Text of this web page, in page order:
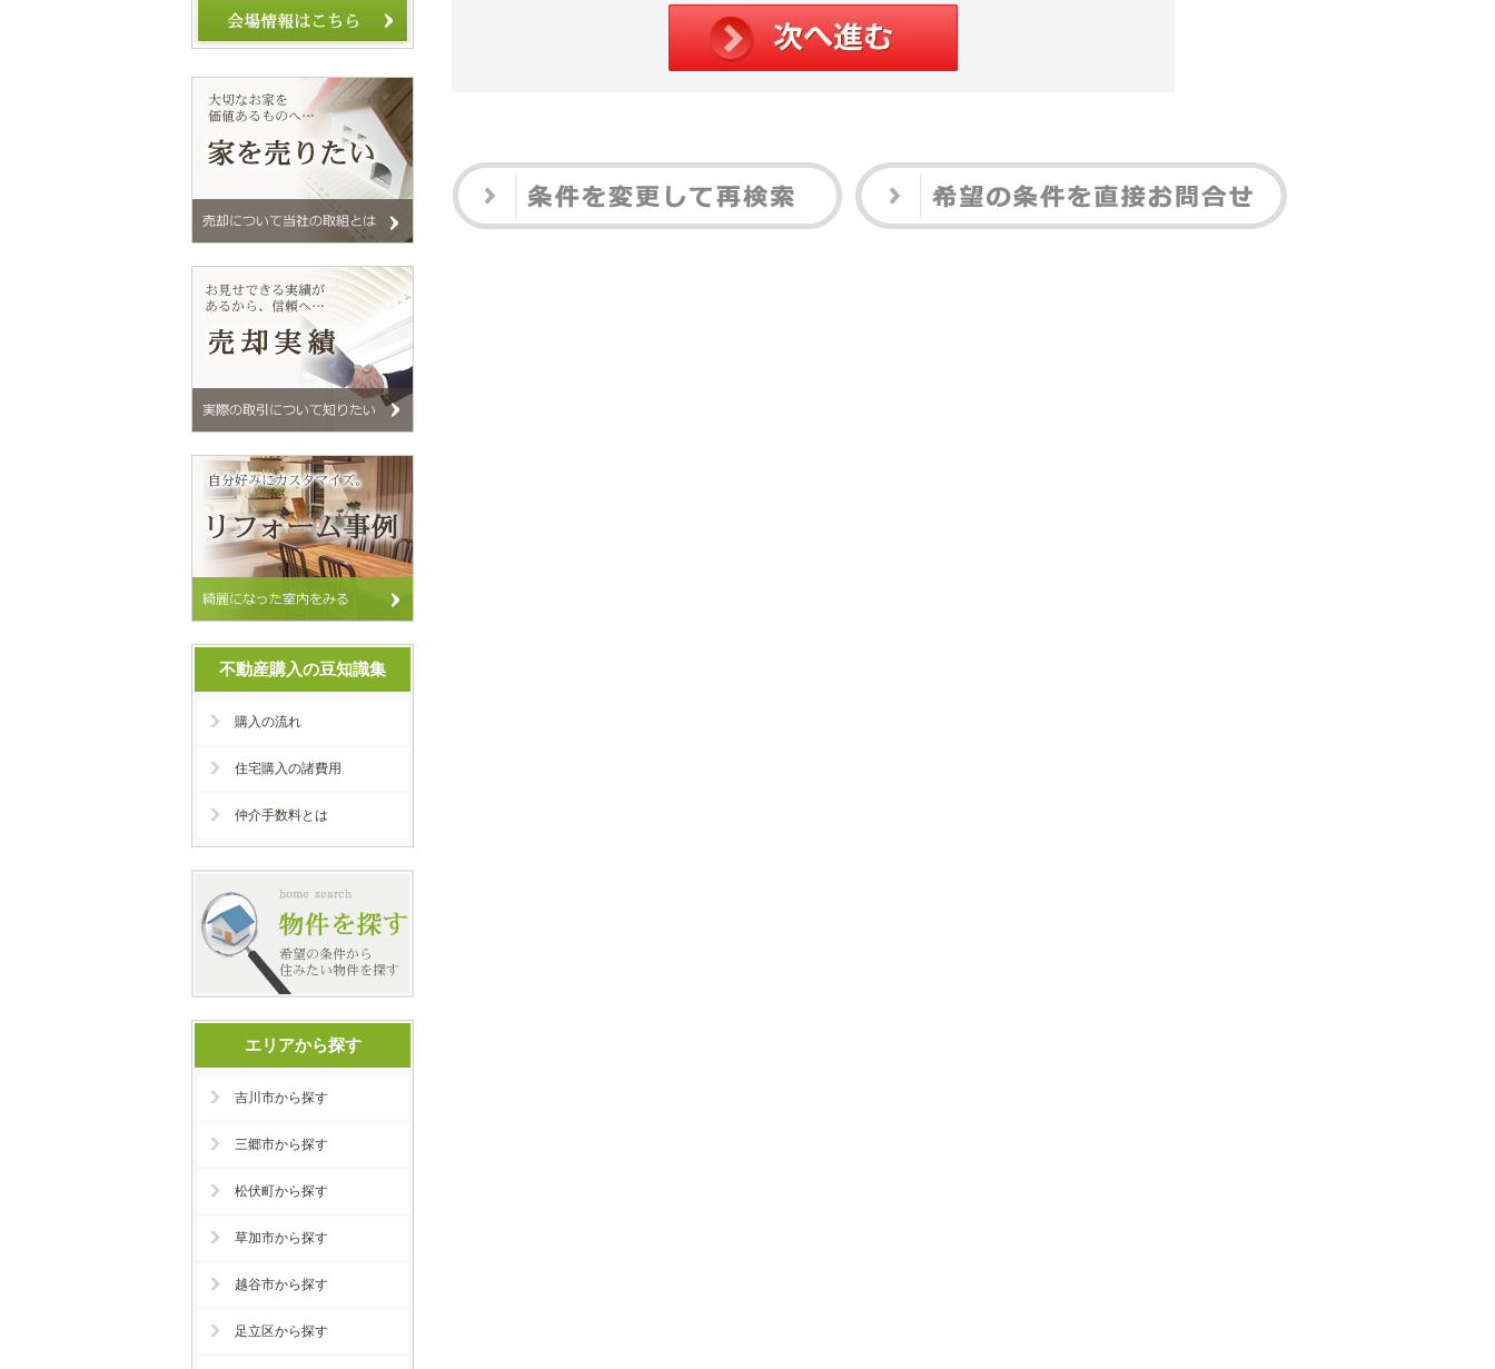
不動産購入の豆知識集
購入の流れ
住宅購入の諸費用
仲介手数料とは
エリアから探す
吉川市から探す
三郷市から探す
松伏町から探す
草加市から探す
越谷市から探す
足立区から探す